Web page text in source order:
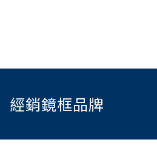
經銷鏡框品牌